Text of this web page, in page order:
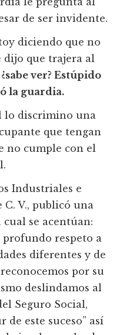
de ser invidente.
diciendo que no
dijo que trajera al
¿sabe ver? Estúpido
la guardia.
lo discrimino una
que tengan
no cumple con el
Industriales e
V., publicó una
se acentúan:
respeto a
diferentes y de
por su
deslindamos al
Seguro Social,
de este suceso” así